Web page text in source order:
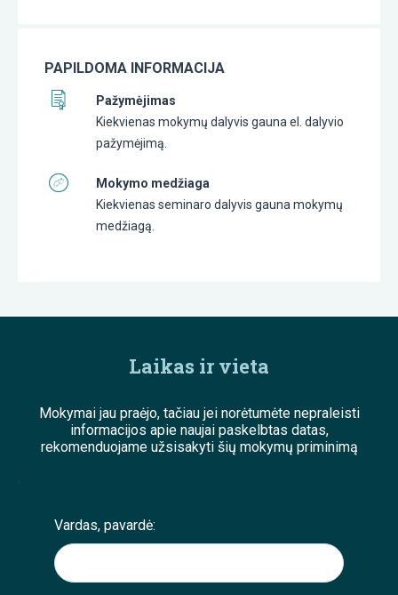
PAPILDOMA INFORMACIJA
Pažymėjimas
Kiekvienas mokymų dalyvis gauna el. dalyvio
pažymėjimą.
Mokymo medžiaga
Kiekvienas seminaro dalyvis gauna mokymų
medžiagą.
Laikas ir vieta
Mokymai jau praėjo, tačiau jei norėtumėte nepraleisti
informacijos apie naujai paskelbtas datas,
rekomenduojame užsisakyti šių mokymų priminimą
;
Vardas, pavardė: